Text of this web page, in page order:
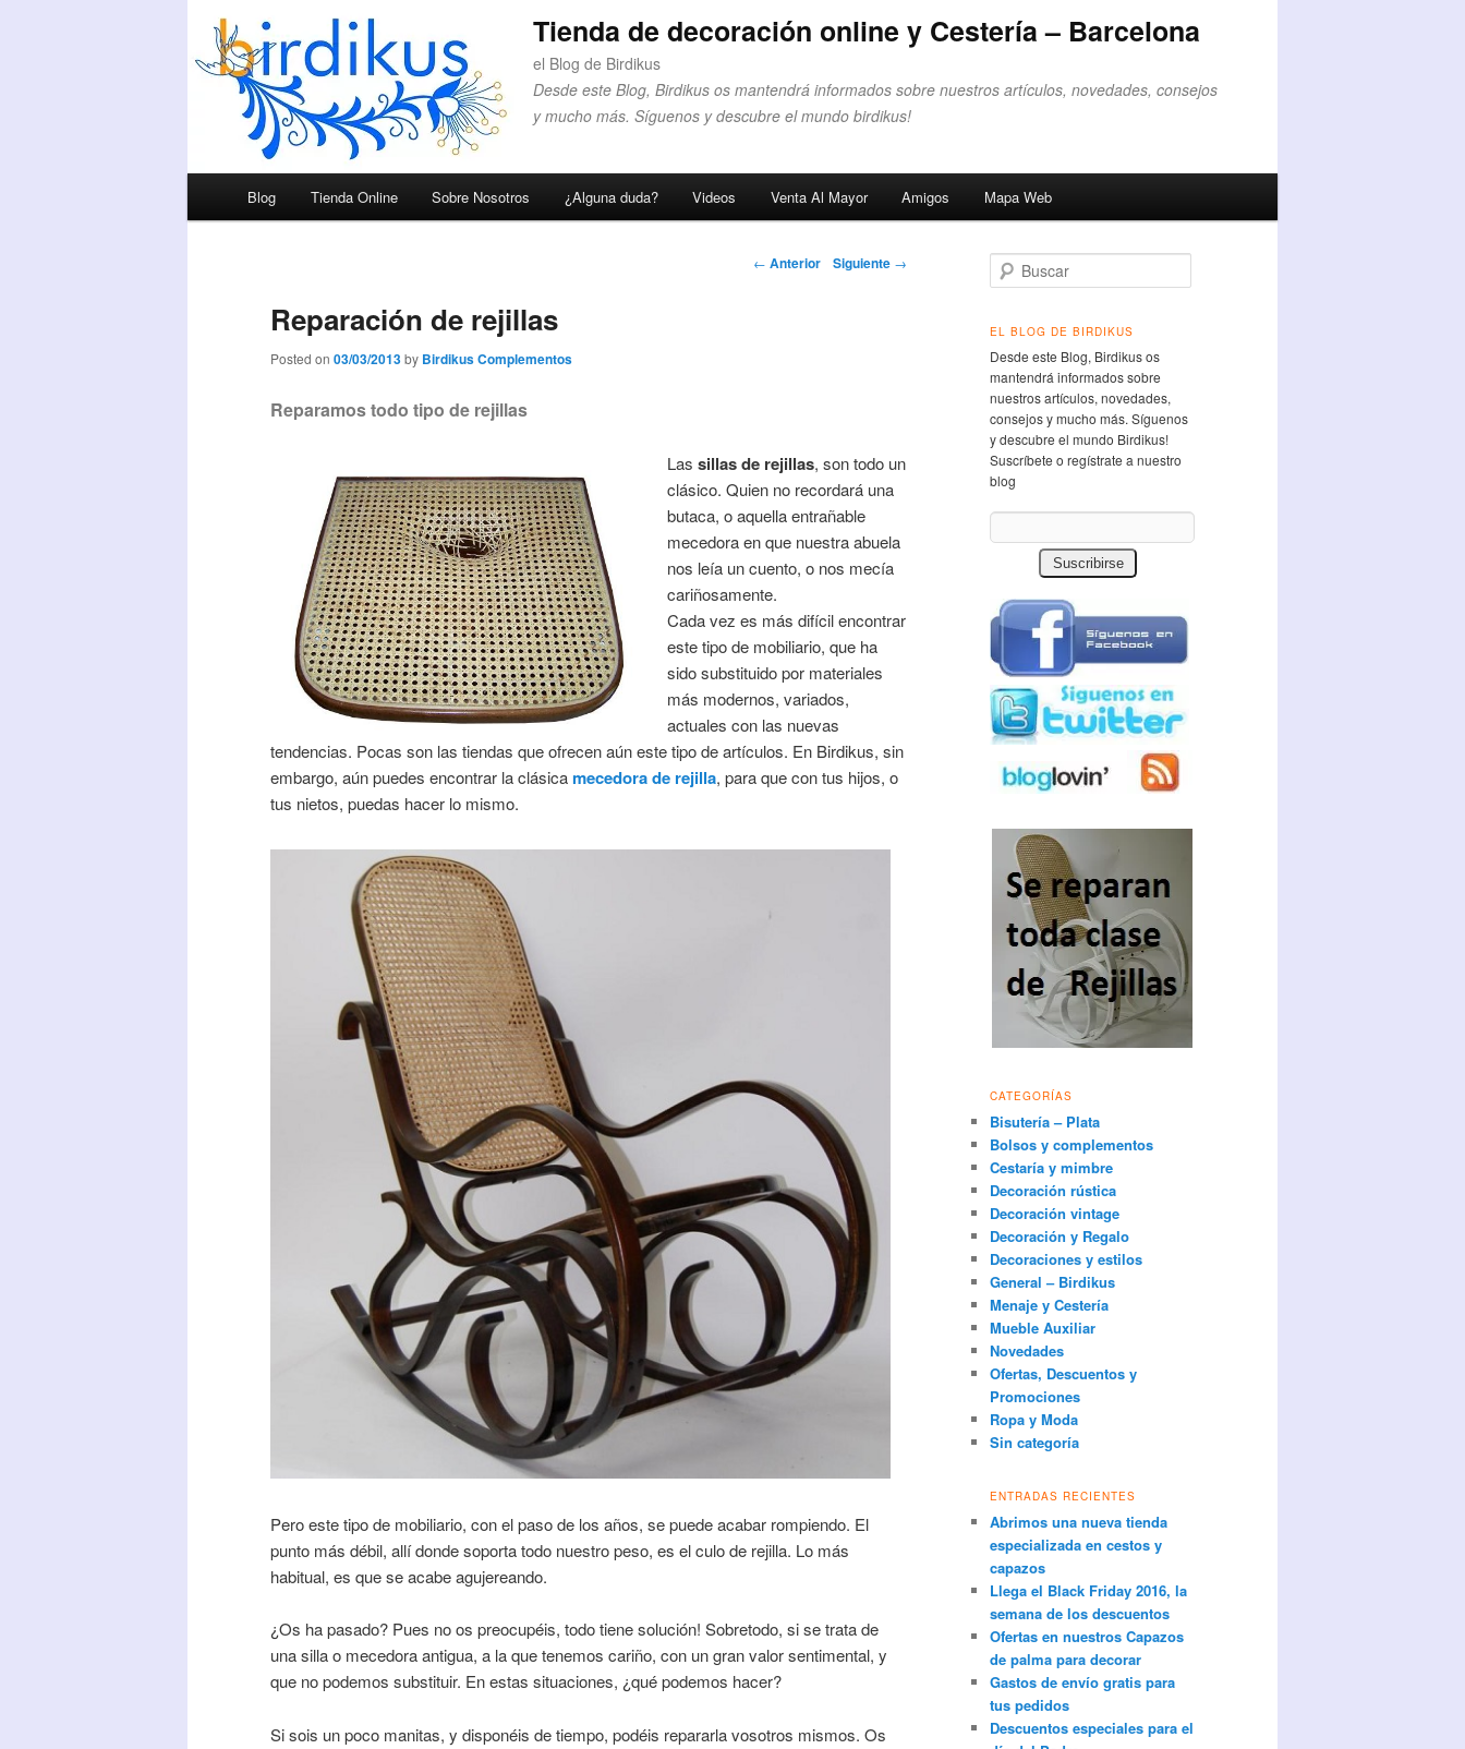
Tienda de decoración online y Cestería – Barcelona
el Blog de Birdikus
Desde este Blog, Birdikus os mantendrá informados sobre nuestros artículos, novedades, consejos
y mucho más. Síguenos y descubre el mundo birdikus!
Ir al contenido principal
Ir al contenido secundario
Blog Tienda Online Sobre Nosotros ¿Alguna duda? Videos Venta Al Mayor Amigos Mapa Web
Navegador de
← Anterior Siguiente →
Reparación de rejillas
Posted on 03/03/2013by Birdikus Complementos
Reparamos todo tipo de rejillas
Lassillas de rejillas, son todo un
clásico. Quien no recordará una
butaca, o aquella entrañable
mecedora en que nuestra abuela
nos leía un cuento, o nos mecía
cariñosamente.
Cada vez es más difícil encontrar
este tipo de mobiliario, que ha
sido substituido por materiales
más modernos, variados,
actuales con las nuevas
tendencias. Pocas son las tiendas que ofrecen aún este tipo de artículos. En Birdikus, sin
embargo, aún puedes encontrar la clásicamecedora de rejilla, para que con tus hijos, o
tus nietos, puedas hacer lo mismo.
Pero este tipo de mobiliario, con el paso de los años, se puede acabar rompiendo. El
punto más débil, allí donde soporta todo nuestro peso, es el culo de rejilla. Lo más
habitual, es que se acabe agujereando.
¿Os ha pasado? Pues no os preocupéis, todo tiene solución! Sobretodo, si se trata de
una silla o mecedora antigua, a la que tenemos cariño, con un gran valor sentimental, y
que no podemos substituir. En estas situaciones, ¿qué podemos hacer?
Si sois un poco manitas, y disponéis de tiempo, podéis repararla vosotros mismos. Os
Buscar
EL BLOG DE BIRDIKUS
Desde este Blog, Birdikus os
mantendrá informados sobre
nuestros artículos, novedades,
consejos y mucho más. Síguenos
y descubre el mundo Birdikus!
Suscríbete o regístrate a nuestro
blog
CATEGORÍAS
Bisutería – Plata
Bolsos y complementos
Cestaría y mimbre
Decoración rústica
Decoración vintage
Decoración y Regalo
Decoraciones y estilos
General – Birdikus
Menaje y Cestería
Mueble Auxiliar
Novedades
Ofertas, Descuentos y
Promociones
Ropa y Moda
Sin categoría
ENTRADAS RECIENTES
Abrimos una nueva tienda
especializada en cestos y
capazos
Llega el Black Friday 2016, la
semana de los descuentos
Ofertas en nuestros Capazos
de palma para decorar
Gastos de envío gratis para
tus pedidos
Descuentos especiales para el